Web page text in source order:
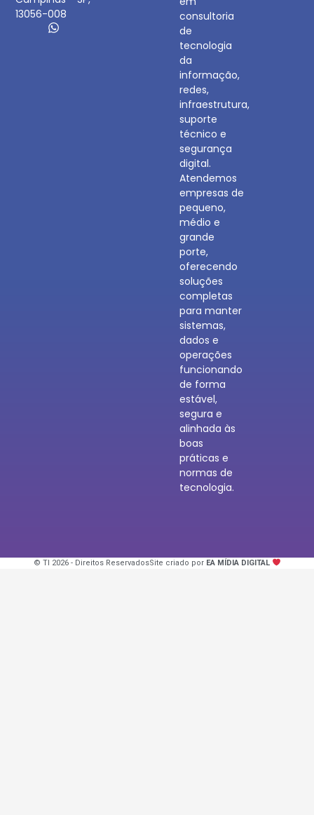
13056-008
consultoria
de
tecnologia
da
informação,
redes,
infraestrutura,
suporte
técnico e
segurança
digital.
Atendemos
empresas de
pequeno,
médio e
grande
porte,
oferecendo
soluções
completas
para manter
sistemas,
dados e
operações
funcionando
de forma
estável,
segura e
alinhada às
boas
práticas e
normas de
tecnologia.
© TI 2026 - Direitos ReservadosSite criado por EA MÍDIA DIGITAL